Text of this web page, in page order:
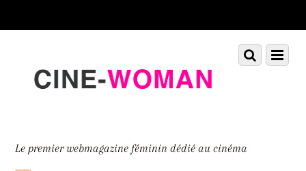
down
Le premier webmagazine féminin dédié au cinéma
Menu
Scroll
down